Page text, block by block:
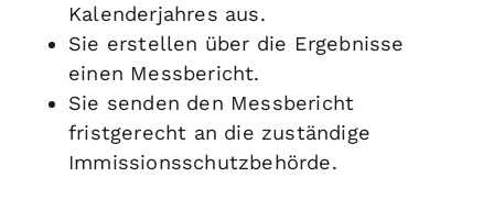
Kalenderjahres aus.
Sie erstellen über die Ergebnisse
einen Messbericht.
Sie senden den Messbericht
fristgerecht an die zuständige
Immissionsschutzbehörde.